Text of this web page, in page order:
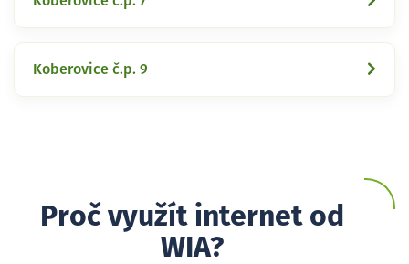
Koberovice č.p. 9
Proč využít internet od
WIA?